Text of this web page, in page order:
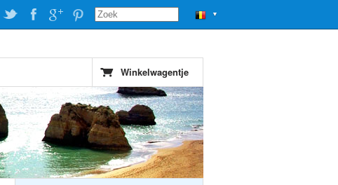
▼
Winkelwagentje